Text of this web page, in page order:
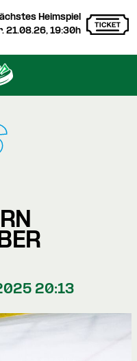
Heimspiel
21.08.26, 19:30h
20:13